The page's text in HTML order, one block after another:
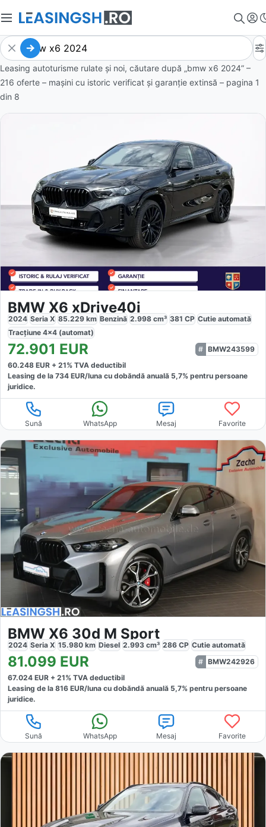
Leasing autoturisme rulate și noi, căutare după „bmw x6 2024” –
216 oferte – mașini cu istoric verificat și garanție extinsă – pagina 1
din 8
BMW X6 xDrive40i
2024 Seria X 85.229 km Benzină 2.998 cm³ 381 CP Cutie automată
Tracțiune 4x4 (automat)
72.901 EUR
BMW243599
60.248 EUR + 21% TVA deductibil
Leasing de la 734 EUR/luna cu dobăndă anuală 5,7% pentru persoane
juridice.
Sună WhatsApp Mesaj Favorite
BMW X6 30d M Sport
2024 Seria X 15.980 km Diesel 2.993 cm³ 286 CP Cutie automată
81.099 EUR
BMW242926
67.024 EUR + 21% TVA deductibil
Leasing de la 816 EUR/luna cu dobăndă anuală 5,7% pentru persoane
juridice.
Sună WhatsApp Mesaj Favorite